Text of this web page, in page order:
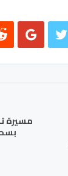
مسيرة